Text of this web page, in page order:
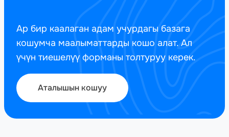
Ар бир каалаган адам учурдагы базага
кошумча маалыматтарды кошо алат. Ал
үчүн тиешелүү форманы толтуруу керек.
Аталышын кошуу